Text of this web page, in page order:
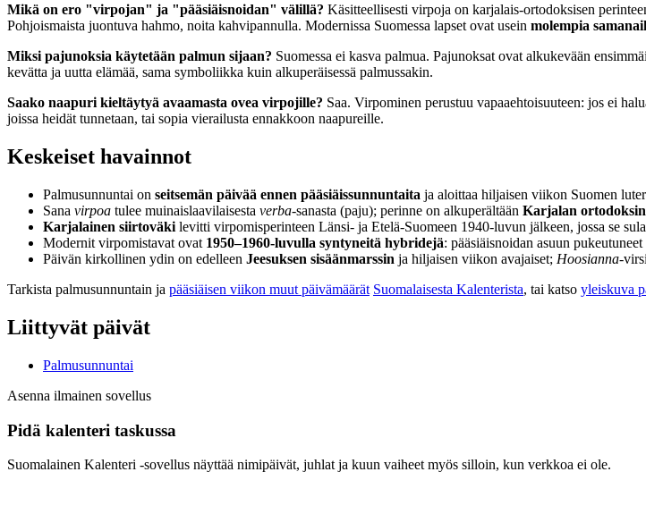
Mikä on ero "virpojan" ja "pääsiäisnoidan" välillä? Käsitteellisesti virpoja on karjalais-ortodoksisen
Pohjoismaista juontuva hahmo, noita kahvipannulla. Modernissa Suomessa lapset ovat usein molempia
Miksi pajunoksia käytetään palmun sijaan? Suomessa ei kasva palmua. Pajunoksat ovat alkukevään
kevätta ja uutta elämää, sama symboliikka kuin alkuperäisessä palmussakin.
Saako naapuri kieltäytyä avaamasta ovea virpojille? Saa. Virpominen perustuu vapaaehtoisuuteen: jos ei
joissa heidät tunnetaan, tai sopia vierailusta ennakkoon naapureille.
Keskeiset havainnot
Palmusunnuntai on seitsemän päivää ennen pääsiäissunnuntaita ja aloittaa hiljaisen viikon Suomen
Sana virpoa tulee muinaislaavilaisesta verba-sanasta (paju); perinne on alkuperältään Karjalan
Karjalainen siirtoväki levitti virpomisperinteen Länsi- ja Etelä-Suomeen 1940-luvun jälkeen, jossa se
Modernit virpomistavat ovat 1950–1960-luvulla syntyneitä hybridejä: pääsiäisnoidan asuun
Päivän kirkollinen ydin on edelleen Jeesuksen sisäänmarssin ja hiljaisen viikon avajaiset; Hoosianna-
Tarkista palmusunnuntain ja pääsiäisen viikon muut päivämäärät Suomalaisesta Kalenterista, tai katso yleiskuva
Liittyvät päivät
Palmusunnuntai
Asenna ilmainen sovellus
Pidä kalenteri taskussa
Suomalainen Kalenteri ‑sovellus näyttää nimipäivät, juhlat ja kuun vaiheet myös silloin, kun verkkoa ei ole.